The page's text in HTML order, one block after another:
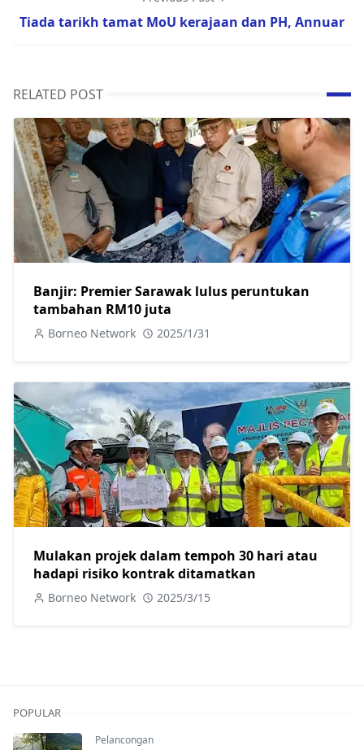
Tiada tarikh tamat MoU kerajaan dan PH, Annuar
RELATED POST
Banjir: Premier Sarawak lulus peruntukan
tambahan RM10 juta
Borneo Network 2025/1/31
Mulakan projek dalam tempoh 30 hari atau
hadapi risiko kontrak ditamatkan
Borneo Network 2025/3/15
POPULAR
Pelancongan